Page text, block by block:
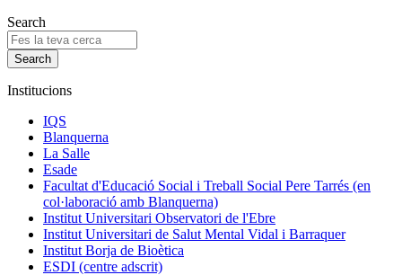
Search
Institucions
IQS
Blanquerna
La Salle
Esade
Facultat d'Educació Social i Treball Social Pere Tarrés (en
col·laboració amb Blanquerna)
Institut Universitari Observatori de l'Ebre
Institut Universitari de Salut Mental Vidal i Barraquer
Institut Borja de Bioètica
ESDI (centre adscrit)